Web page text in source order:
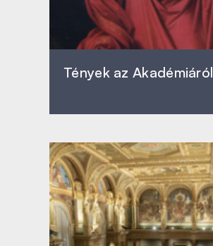
Tények az Akadémiáról